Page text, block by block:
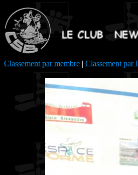
Classement par membre | Classement par